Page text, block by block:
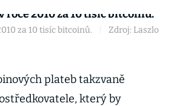
za 10 tisíc bitcoinů.
Zdroj: Laszlo
plateb takzvaně
který by